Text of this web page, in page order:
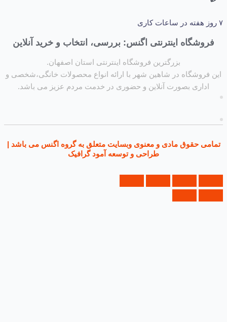
اینترنتی اگنس: بررسی، انتخاب و خرید آنلاین
بزرگترین فروشگاه اینترنتی استان اصفهان.
در شاهین شهر با ارائه انواع محصولات خانگی،شخصی و
بصورت آنلاین و حضوری در خدمت مردم عزیز می باشد.
حقوق مادی و معنوی وبسایت متعلق به گروه اگنس می باشد |
طراحی و توسعه آمود گرافیک